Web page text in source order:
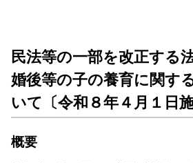
民法等の一部を改正する
婚後等の子の養育に関す
いて〔令和８年４月１日施
概要